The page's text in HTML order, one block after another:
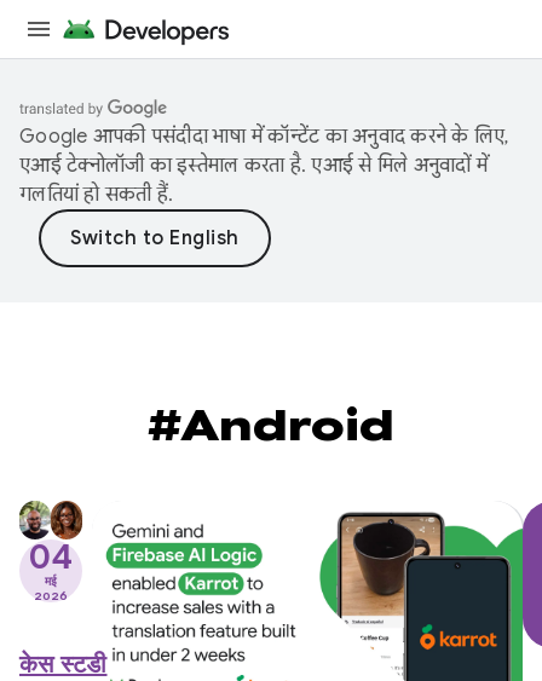
Google आपकी पसंदीदा भाषा में कॉन्टेंट का अनुवाद करने के लिए,
एआई टेक्नोलॉजी का इस्तेमाल करता है. एआई से मिले अनुवादों में
गलतियां हो सकती हैं.
#Android
04
मई
2026
केस स्टडी